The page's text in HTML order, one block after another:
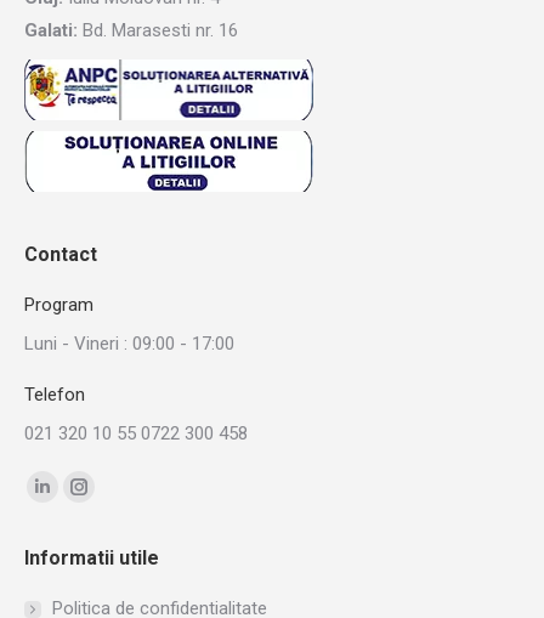
Galati: Bd. Marasesti nr. 16
Contact
Program
Luni - Vineri : 09:00 - 17:00
Telefon
021 320 10 55 0722 300 458
Find us on:
Linkedin
opens
in
Instagram
opens
in
Informatii utile
Politica de confidentialitate